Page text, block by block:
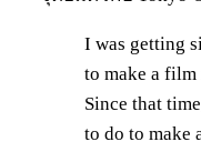
I was getting
to make a
Since that
to do to make